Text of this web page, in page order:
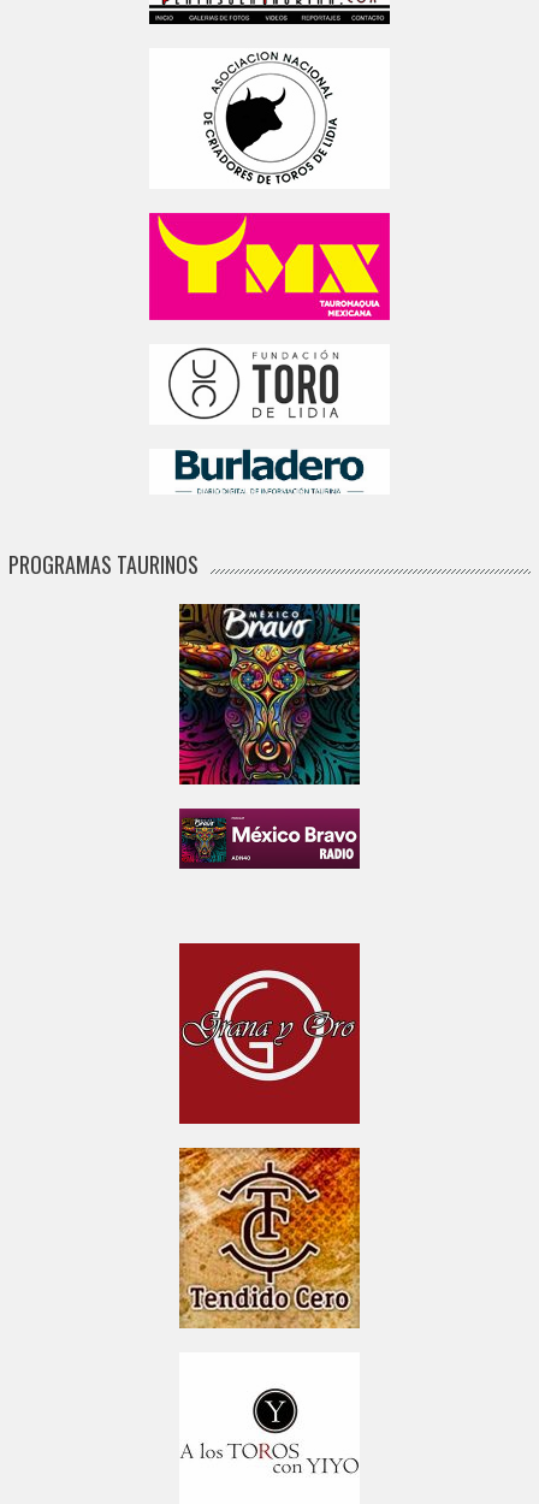
PROGRAMAS TAURINOS